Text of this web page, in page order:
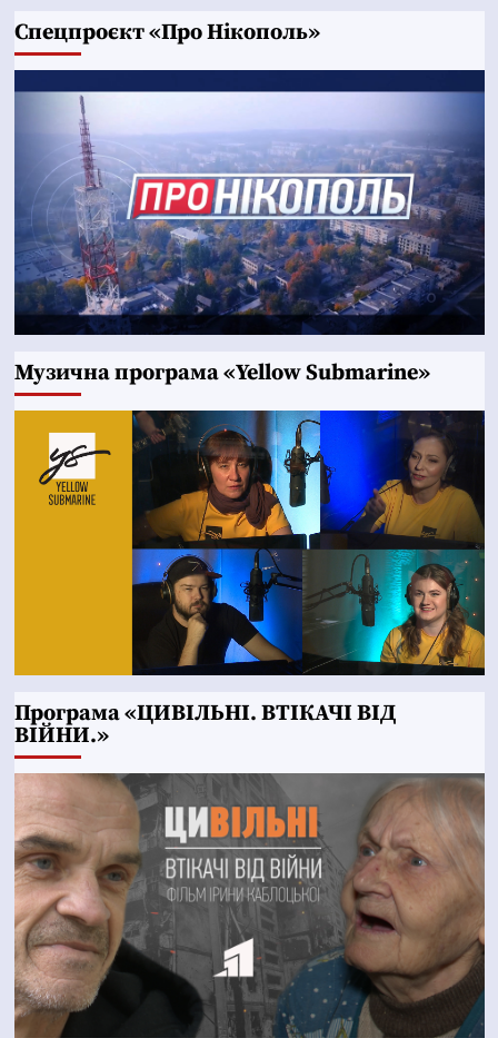
Cпецпроєкт «Про Нікополь»
Музична програма «Yellow Submarine»
Програма «ЦИВІЛЬНІ. ВТІКАЧІ ВІД
ВІЙНИ.»